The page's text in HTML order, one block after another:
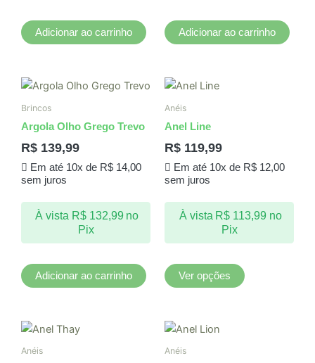
Adicionar ao carrinho Adicionar ao carrinho
Brincos
Argola Olho Grego Trevo
R$ 139,99
Em até 10x de R$14,00
sem juros
À vista R$132,99 no
Pix
Adicionar ao carrinho
Anéis
Anel Line
R$ 119,99
Em até 10x de R$12,00
sem juros
À vista R$ 113,99 no
Pix
Ver opções
As
podem
ser
página
Anéis Anéis